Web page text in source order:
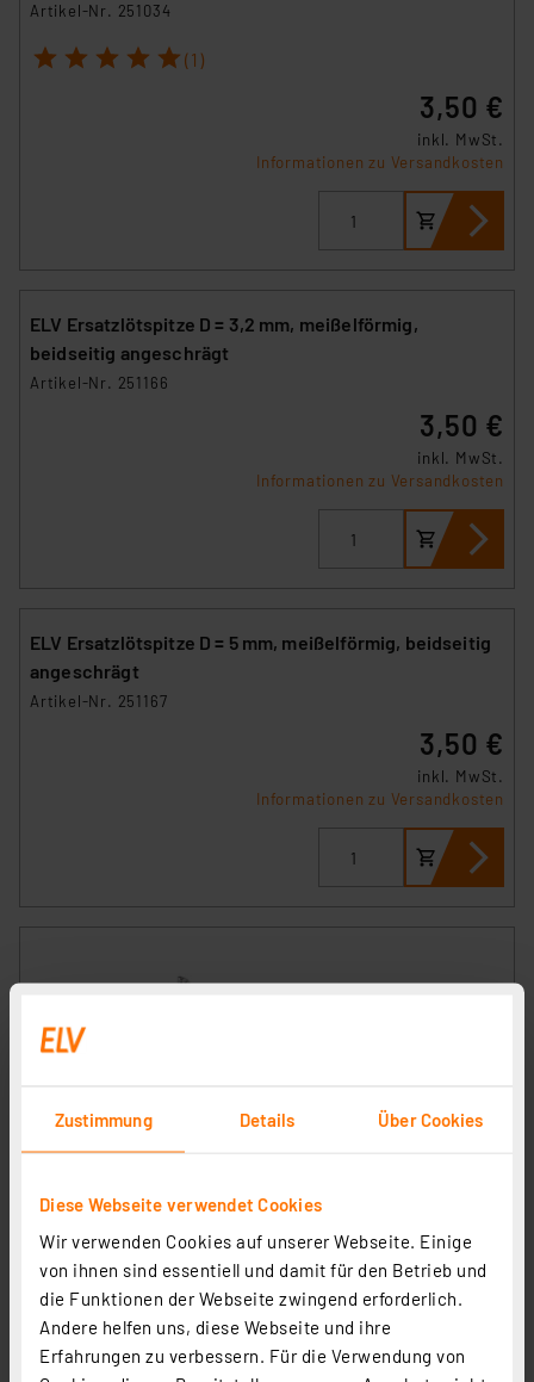
Zustimmung Details Über Cookies
Diese Webseite verwendet Cookies
Wir verwenden Cookies auf unserer Webseite. Einige
von ihnen sind essentiell und damit für den Betrieb und
die Funktionen der Webseite zwingend erforderlich.
Andere helfen uns, diese Webseite und ihre
Erfahrungen zu verbessern. Für die Verwendung von
Artikel-Nr. 251034
1 2 3 4 5 (1)
3,50 €
inkl. MwSt.
Informationen zu Versandkosten
ELV Ersatzlötspitze D = 3,2 mm, meißelförmig,
beidseitig angeschrägt
Artikel-Nr. 251166
3,50 €
inkl. MwSt.
Informationen zu Versandkosten
ELV Ersatzlötspitze D = 5 mm, meißelförmig, beidseitig
angeschrägt
Artikel-Nr. 251167
3,50 €
inkl. MwSt.
Informationen zu Versandkosten
Artikel-Nr. 252535
8,95 €
inkl. MwSt.
Informationen zu Versandkosten